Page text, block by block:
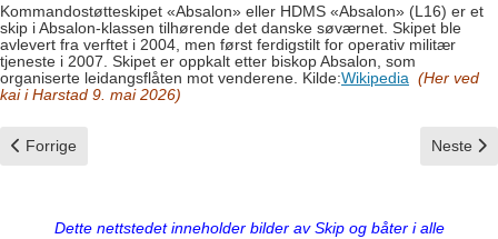
Kommandostøtteskipet «Absalon» eller HDMS «Absalon» (L16) er et
skip i Absalon-klassen tilhørende det danske søværnet. Skipet ble
avlevert fra verftet i 2004, men først ferdigstilt for operativ militær
tjeneste i 2007. Skipet er oppkalt etter biskop Absalon, som
organiserte leidangsflåten mot venderene. Kilde:Wikipedia (Her ved
kai i Harstad 9. mai 2026)
Forrige artikkel: Harstad
Forrige Neste
Neste
Dette nettstedet inneholder bilder av Skip og båter i alle